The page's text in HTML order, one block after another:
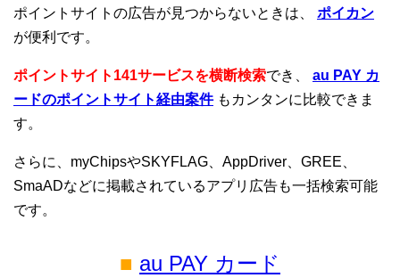
ポイントサイトの広告が見つからないときは、 ポイカン
が便利です。
ポイントサイト141サービスを横断検索でき、 au PAY カ
ードのポイントサイト経由案件もカンタンに比較できま
す。
さらに、myChipsやSKYFLAG、AppDriver、GREE、
SmaADなどに掲載されているアプリ広告も一括検索可能
です。
■ au PAY カード